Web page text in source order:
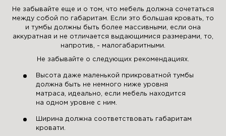
Не забывайте еще и о том, что мебель должна сочетаться
между собой по габаритам. Если это большая кровать, то
и тумбы должны быть более массивными, если она
аккуратная и не отличается выдающимися размерами, то,
напротив, - малогабаритными.
Не забывайте о следующих рекомендациях.
Высота даже маленькой прикроватной тумбы
должна быть не немного ниже уровня
матраса, идеально, если мебель находится
на одном уровне с ним.
Ширина должна соответствовать габаритам
кровати.